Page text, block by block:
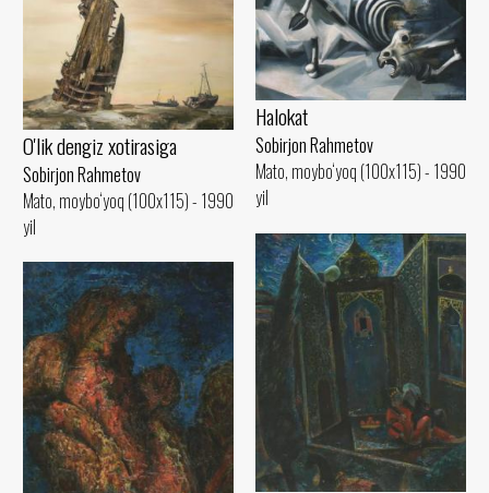
Halokat
Sobirjon Rahmetov
Mato, moybo‘yoq (100x115) - 1990
yil
O'lik dengiz xotirasiga
Sobirjon Rahmetov
Mato, moybo‘yoq (100x115) - 1990
yil